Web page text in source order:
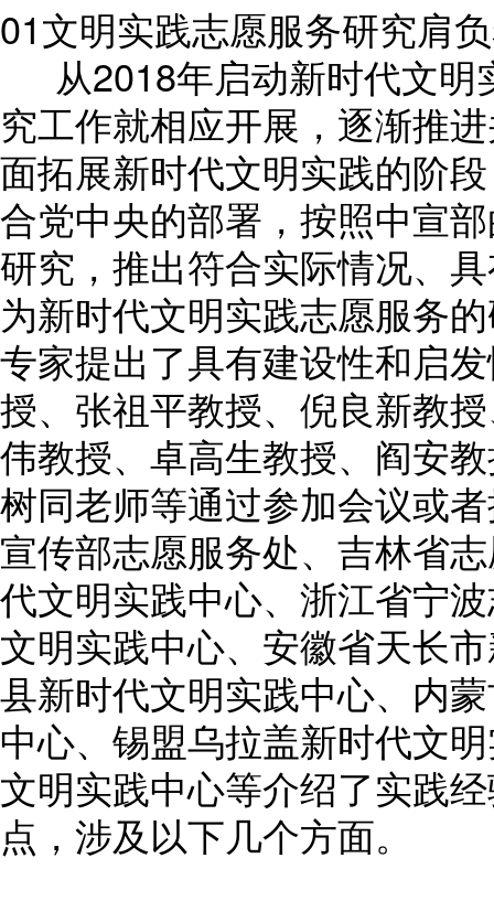
01文明实践志愿服务研究肩
从2018年启动新时代文明
究工作就相应开展，逐渐推
面拓展新时代文明实践的阶
合党中央的部署，按照中宣
研究，推出符合实际情况、
为新时代文明实践志愿服务
专家提出了具有建设性和启
授、张祖平教授、倪良新教
伟教授、卓高生教授、阎安
树同老师等通过参加会议或
宣传部志愿服务处、吉林省
代文明实践中心、浙江省宁
文明实践中心、安徽省天长
县新时代文明实践中心、内
中心、锡盟乌拉盖新时代文
文明实践中心等介绍了实践
点，涉及以下几个方面。